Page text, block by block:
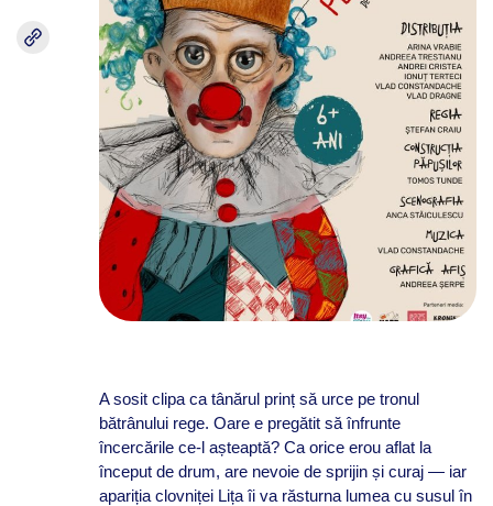
A sosit clipa ca tânărul prinț să urce pe tronul
bătrânului rege. Oare e pregătit să înfrunte
încercările ce-l așteaptă? Ca orice erou aflat la
început de drum, are nevoie de sprijin și curaj — iar
apariția clovniței Lița îi va răsturna lumea cu susul în